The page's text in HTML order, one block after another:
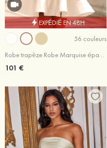
EXPÉDIÉ EN 48H
56 couleurs
Robe trapèze Robe Marquise épaule dénudée satin courte/mini robe de fête de la rentrée
101 €